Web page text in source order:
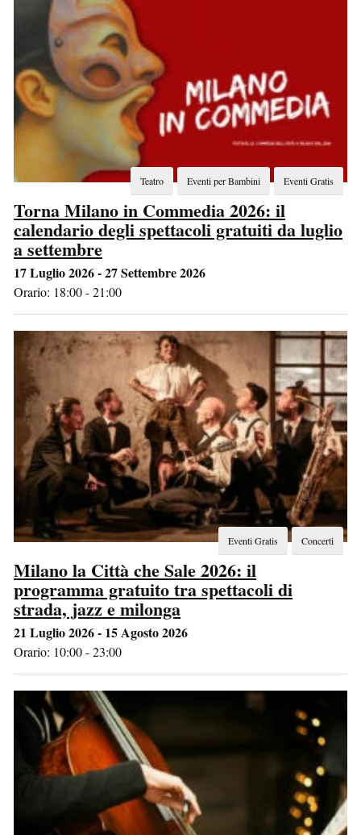
Eventi Gratis
Eventi per Bambini
Teatro
Torna Milano in Commedia 2026: il
calendario degli spettacoli gratuiti da luglio
a settembre
17 Luglio 2026 - 27 Settembre 2026
Orario: 18:00 - 21:00
Concerti
Eventi Gratis
Milano la Città che Sale 2026: il
programma gratuito tra spettacoli di
strada, jazz e milonga
21 Luglio 2026 - 15 Agosto 2026
Orario: 10:00 - 23:00